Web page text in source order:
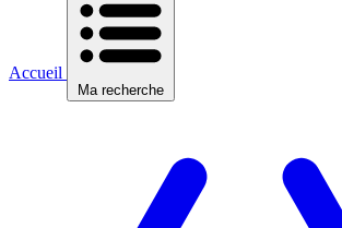
Accueil
Ma recherche